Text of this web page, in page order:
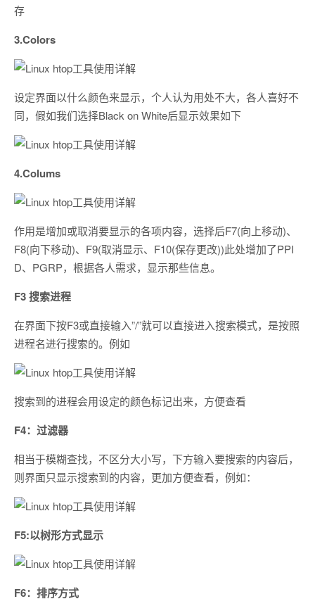
存
3.Colors
设定界面以什么颜色来显示，个人认为用处不大，各人喜好不
同，假如我们选择Black on White后显示效果如下
4.Colums
作用是增加或取消要显示的各项内容，选择后F7(向上移动)、
F8(向下移动)、F9(取消显示、F10(保存更改))此处增加了PPI
D、PGRP，根据各人需求，显示那些信息。
F3 搜索进程
在界面下按F3或直接输入”/”就可以直接进入搜索模式，是按照
进程名进行搜索的。例如
搜索到的进程会用设定的颜色标记出来，方便查看
F4：过滤器
相当于模糊查找，不区分大小写，下方输入要搜索的内容后，
则界面只显示搜索到的内容，更加方便查看，例如：
F5:以树形方式显示
F6：排序方式